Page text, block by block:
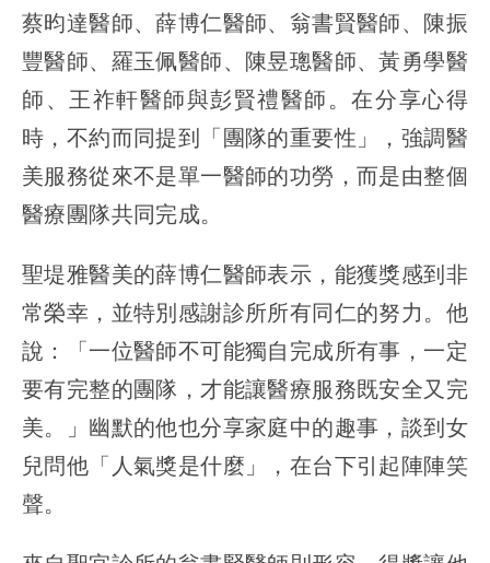
蔡昀達醫師、薛博仁醫師、翁書賢醫師、陳振
豐醫師、羅玉佩醫師、陳昱璁醫師、黃勇學醫
師、王祚軒醫師與彭賢禮醫師。在分享心得
時，不約而同提到「團隊的重要性」，強調醫
美服務從來不是單一醫師的功勞，而是由整個
醫療團隊共同完成。
聖堤雅醫美的薛博仁醫師表示，能獲獎感到非
常榮幸，並特別感謝診所所有同仁的努力。他
說：「一位醫師不可能獨自完成所有事，一定
要有完整的團隊，才能讓醫療服務既安全又完
美。」幽默的他也分享家庭中的趣事，談到女
兒問他「人氣獎是什麼」，在台下引起陣陣笑
聲。